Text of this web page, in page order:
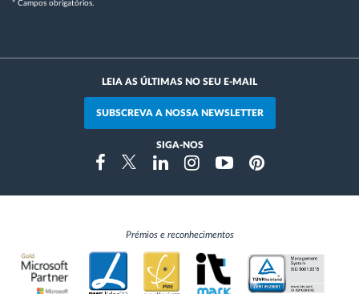
* Campos obrigatórios.
LEIA AS ÚLTIMAS NO SEU E-MAIL
SUBSCREVA A NOSSA NEWSLETTER
SIGA-NOS
FacebookTwitterLinkedinInstragramYoutubePinterest
Prémios e reconhecimentos